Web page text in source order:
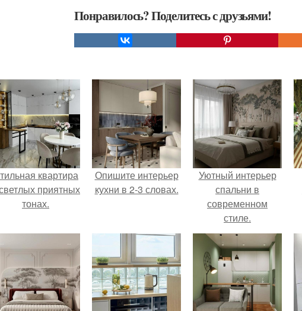
Понравилось? Поделитесь с друзьями!
квартира
приятных
тонах.
Опишите интерьер
кухни в 2-3 словах.
Уютный интерьер
спальни в
современном
стиле.